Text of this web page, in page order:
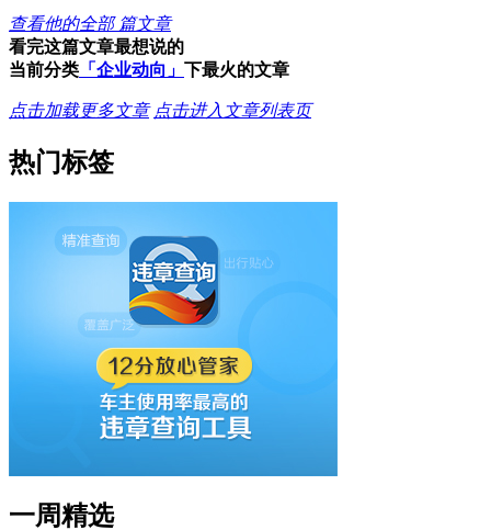
查看他的全部 篇文章
看完这篇文章最想说的
当前分类 「企业动向」 下最火的文章
点击加载更多文章 点击进入文章列表页
热门标签
一周精选